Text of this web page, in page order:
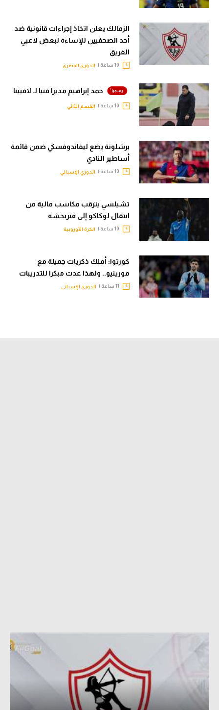
الزمالك يعلن اتخاذ إجراءات قانونية ضد
أحد الصحفيين للإساءة لبعض لاعبي
الفريق
الدوري المصري
حمد إبراهيم مديرا فنيا لـ لافيينا
القسم الثاني
برشلونة يضع ليفاندوفسكي ضمن قائمة
أساطير النادي
الدوري الإسباني
تشيلسي يترقب مكاسب مالية من
انتقال لوكاكو إلى فنربخشة
الكرة الأوروبية
كورتوا: أملك ذكريات جميلة مع
مورينيو.. ولهذا عدت مبكرا للتدريبات
الدوري الإسباني